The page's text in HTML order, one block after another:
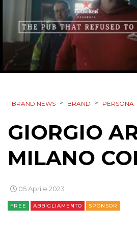
BRAND NEWS > BRAND > PERSONA
GIORGIO
MILANO
05 Aprile 2023
FREE ABBIGLIAMENTO SPONSOR